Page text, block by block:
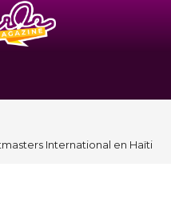
International en Haïti